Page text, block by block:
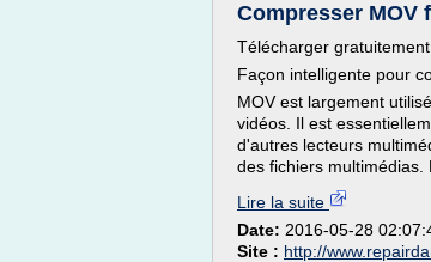
Compresser MOV
Télécharger gratuitement
Façon intelligente pour
MOV est largement
vidéos. Il est
d'autres lecteurs
des fichiers multimédias.
Lire la suite
Date: 2016-05-28
Site : http://